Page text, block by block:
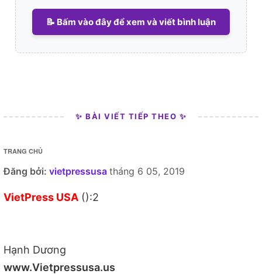
📝 Bấm vào đây để xem và viết bình luận
✨ BÀI VIẾT TIẾP THEO ✨
TRANG CHỦ
Đăng bởi: vietpressusa tháng 6 05, 2019
VietPress USA ():2
Hạnh Dương
www.Vietpressusa.us